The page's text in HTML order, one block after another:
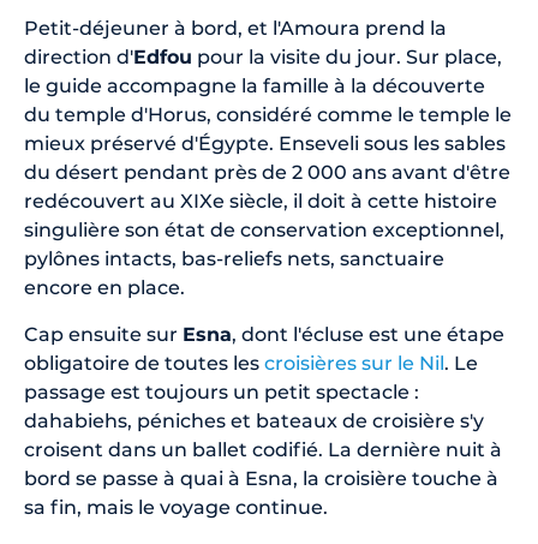
Petit-déjeuner à bord, et l'Amoura prend la
direction d'Edfou pour la visite du jour. Sur place,
le guide accompagne la famille à la découverte
du temple d'Horus, considéré comme le temple le
mieux préservé d'Égypte. Enseveli sous les sables
du désert pendant près de 2 000 ans avant d'être
redécouvert au XIXe siècle, il doit à cette histoire
singulière son état de conservation exceptionnel,
pylônes intacts, bas-reliefs nets, sanctuaire
encore en place.
Cap ensuite sur Esna, dont l'écluse est une étape
obligatoire de toutes les croisières sur le Nil. Le
passage est toujours un petit spectacle :
dahabiehs, péniches et bateaux de croisière s'y
croisent dans un ballet codifié. La dernière nuit à
bord se passe à quai à Esna, la croisière touche à
sa fin, mais le voyage continue.